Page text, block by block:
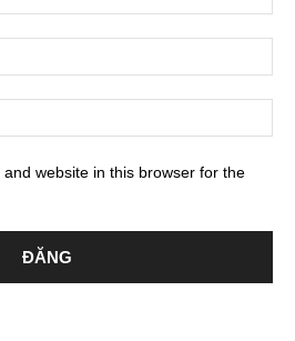
website in this browser for the